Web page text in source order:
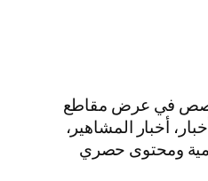
في عرض مقاطع
أخبار المشاهير،
ومحتوى حصري